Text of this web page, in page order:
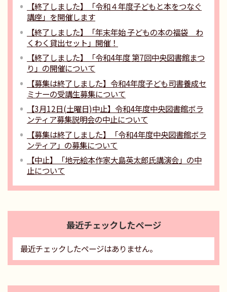
【終了しました】「令和４年度子どもと本をつなぐ
講座」を開催します
【終了しました】「年末年始 子どもの本の福袋 わ
くわく貸出セット」開催！
【終了しました】「令和4年度 第7回中央図書館まつ
り」の開催について
【募集は終了しました】令和4年度子ども司書養成セ
ミナーの受講生募集について
【3月12日(土曜日)中止】令和4年度中央図書館ボラ
ンティア募集説明会の中止について
【募集は終了しました】「令和4年度中央図書館ボラ
ンティア」の募集について
【中止】「地元絵本作家大島英太郎氏講演会」の中
止について
最近チェックしたページ
最近チェックしたページはありません。